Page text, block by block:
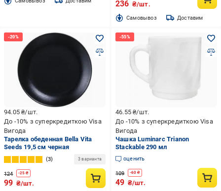
236 ₴/шт.
Cамовывоз Доставим
94.05₴/шт.
До -10% з суперкредиткою Visa
Вигода
Тарелка обеденная Bella Vita
Seeds 19,5 см черная
3 3 варианта
124 -25 ₴
99 ₴/шт.
46.55₴/шт.
До -10% з суперкредиткою Visa
Вигода
Чашка Luminarc Trianon
Stackable 290 мл
оценить
109 -60 ₴
49 ₴/шт.